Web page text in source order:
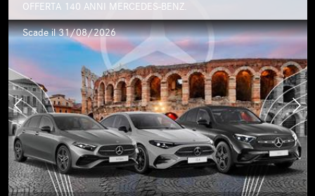
OFFERTA 140 ANNI MERCEDES-BENZ.
Scade il 31/08/2026